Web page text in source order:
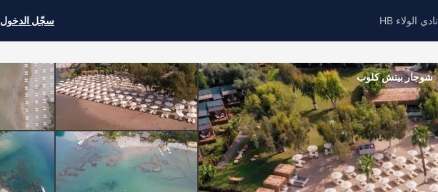
نادي الولاء HB سجّل الدخول
شوجار بيتش كلوب